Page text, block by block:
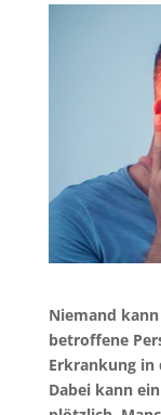
Niemand
betroffene
Erkrankung in
Dabei kann